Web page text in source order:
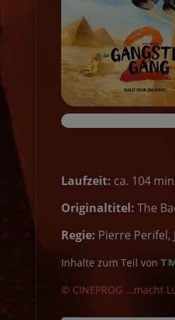
Laufzeit: ca. 104
Originaltitel: The
Regie: Pierre Perifel,
Inhalte zum Teil von
© CINEPROG ...macht